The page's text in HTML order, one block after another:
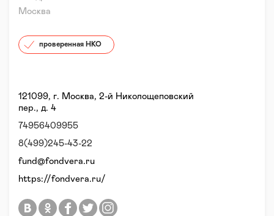
Москва
проверенная НКО
121099, г. Москва, 2-й Николощеповский
пер., д. 4
74956409955
8(499)245-43-22
fund@fondvera.ru
https://fondvera.ru/